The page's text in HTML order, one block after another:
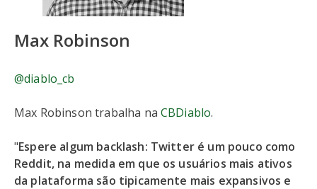
Max Robinson
@diablo_cb
Max Robinson trabalha naCBDiablo.
"Espere algum backlash: Twitter é um pouco como
Reddit, na medida em que os usuários mais ativos
da plataforma são tipicamente mais expansivos e